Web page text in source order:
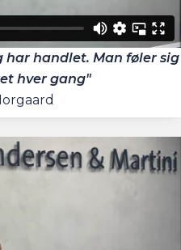
har handlet. Man føler sig
hver gang"